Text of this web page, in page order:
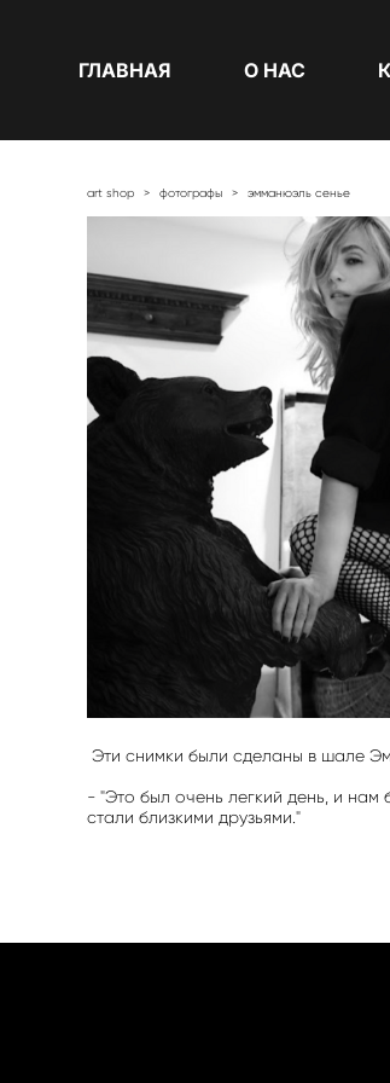
ГЛАВНАЯ О НАС
art shop > фотографы > эмманюэль сенье
Эти снимки были сделаны в шале
- "Это был очень легкий день, и
стали близкими друзьями."